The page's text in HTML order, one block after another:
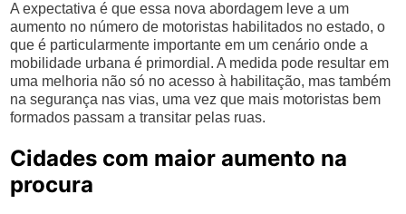
A expectativa é que essa nova abordagem leve a um
aumento no número de motoristas habilitados no estado, o
que é particularmente importante em um cenário onde a
mobilidade urbana é primordial. A medida pode resultar em
uma melhoria não só no acesso à habilitação, mas também
na segurança nas vias, uma vez que mais motoristas bem
formados passam a transitar pelas ruas.
Cidades com maior aumento na
procura